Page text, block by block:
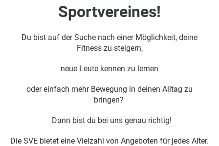
Sportvereines!
Du bist auf der Suche nach einer Möglichkeit, deine
Fitness zu steigern,
neue Leute kennen zu lernen
oder einfach mehr Bewegung in deinen Alltag zu
bringen?
Dann bist du bei uns genau richtig!
Die SVE bietet eine Vielzahl von Angeboten für jedes Alter.